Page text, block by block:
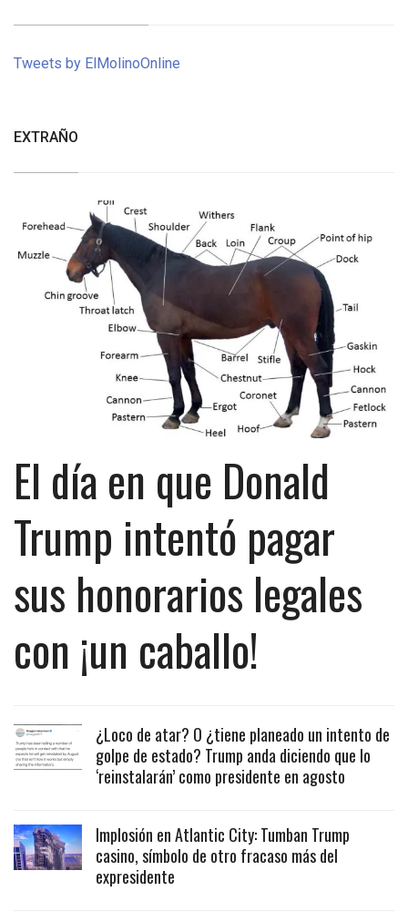
Tweets by ElMolinoOnline
EXTRAÑO
El día en que Donald
Trump intentó pagar
sus honorarios legales
con ¡un caballo!
¿Loco de atar? O ¿tiene planeado un intento de
golpe de estado? Trump anda diciendo que lo
‘reinstalarán’ como presidente en agosto
Implosión en Atlantic City: Tumban Trump
casino, símbolo de otro fracaso más del
expresidente